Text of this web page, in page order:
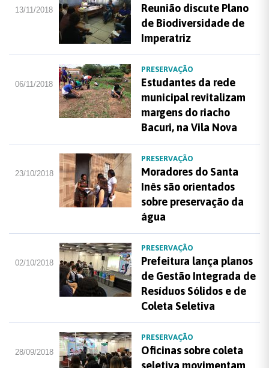
13/11/2018
Reunião discute Plano
de Biodiversidade de
Imperatriz
06/11/2018
PRESERVAÇÃO
Estudantes da rede
municipal revitalizam
margens do riacho
Bacuri, na Vila Nova
23/10/2018
PRESERVAÇÃO
Moradores do Santa
Inês são orientados
sobre preservação da
água
02/10/2018
PRESERVAÇÃO
Prefeitura lança planos
de Gestão Integrada de
Resíduos Sólidos e de
Coleta Seletiva
28/09/2018
PRESERVAÇÃO
Oficinas sobre coleta
seletiva movimentam